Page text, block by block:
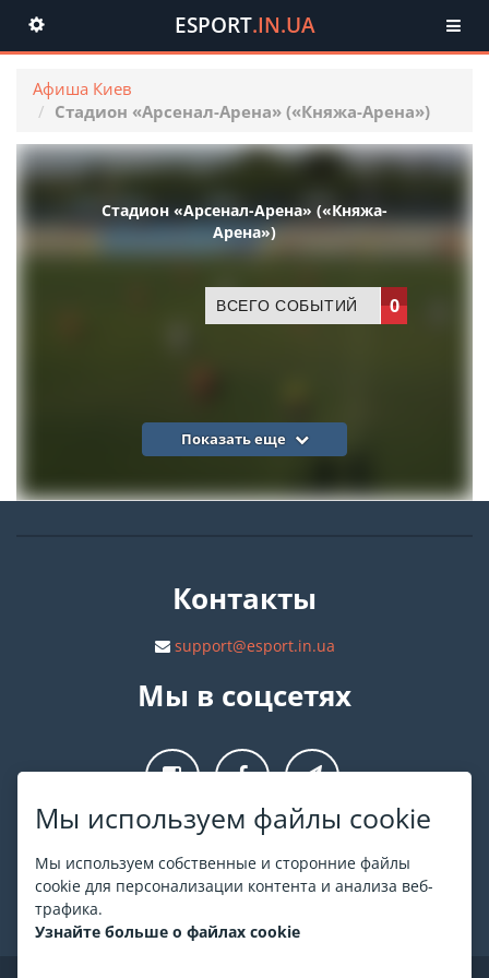
Мы используем файлы cookie
Мы используем собственные и сторонние файлы
cookie для персонализации контента и анализа веб-
трафика.
Узнайте больше о файлах cookie
Toggle
navigation
ESPORT.IN.UA
Афиша Киев
Стадион «Арсенал-Арена» («Княжа-Арена»)
Стадион «Арсенал-Арена» («Княжа-
Арена»)
ВСЕГО СОБЫТИЙ 0
Показать еще
Контакты
support@esport.in.ua
Мы в соцсетях
О ESPORT.in.ua
На ESPORT.in.ua представлена афиша Киева и других
городов Украины. Все билеты продаются официально. Мы
работаем непосредственно с кассами.